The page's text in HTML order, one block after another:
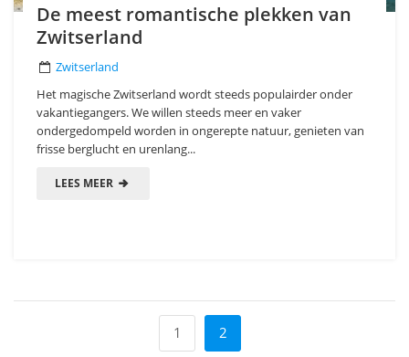
De meest romantische plekken van
Zwitserland
Zwitserland
Het magische Zwitserland wordt steeds populairder onder
vakantiegangers. We willen steeds meer en vaker
ondergedompeld worden in ongerepte natuur, genieten van
frisse berglucht en urenlang...
LEES MEER
1 2